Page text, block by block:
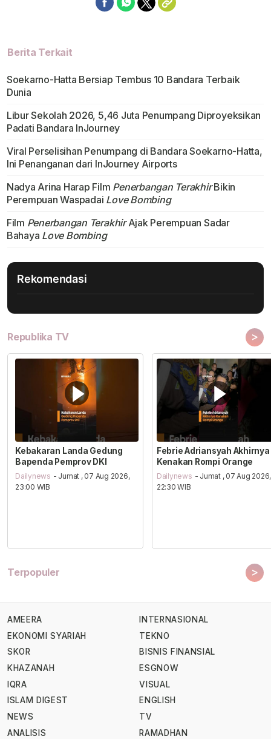
Berita Terkait
Soekarno-Hatta Bersiap Tembus 10 Bandara Terbaik
Dunia
Libur Sekolah 2026, 5,46 Juta Penumpang Diproyeksikan
Padati Bandara InJourney
Viral Perselisihan Penumpang di Bandara Soekarno-Hatta,
Ini Penanganan dari InJourney Airports
Nadya Arina Harap Film Penerbangan TerakhirBikin
Perempuan Waspadai Love Bombing
Film Penerbangan TerakhirAjak Perempuan Sadar
Bahaya Love Bombing
Rekomendasi
Republika TV >
Kebakaran Landa Gedung
Bapenda Pemprov DKI
Dailynews - Jumat , 07 Aug 2026,
23:00 WIB
Febrie Adriansyah Akhirnya
Kenakan Rompi Orange
Dailynews - Jumat , 07 Aug 2026,
22:30 WIB
Terpopuler >
AMEERA
EKONOMI SYARIAH
SKOR
KHAZANAH
IQRA
ISLAM DIGEST
NEWS
ANALISIS
INTERNASIONAL
TEKNO
BISNIS FINANSIAL
ESGNOW
VISUAL
ENGLISH
TV
RAMADHAN